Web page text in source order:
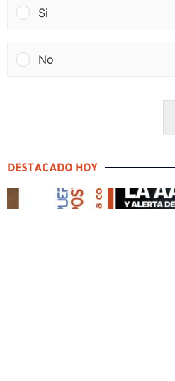
Si
No
DESTACADO HOY